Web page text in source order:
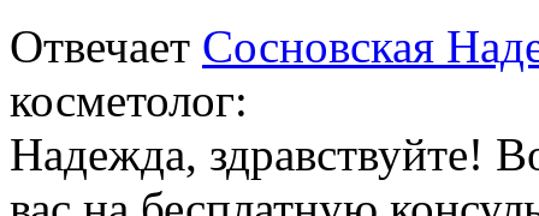
Отвечает Сосновская
косметолог:
Надежда, здравствуйте!